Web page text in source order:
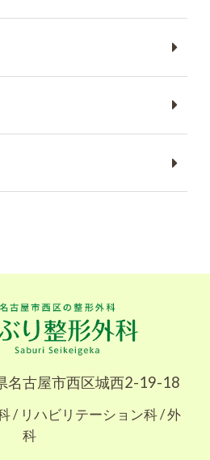
名古屋市西区城西2-19-18
/ リハビリテーション科 / 外
科